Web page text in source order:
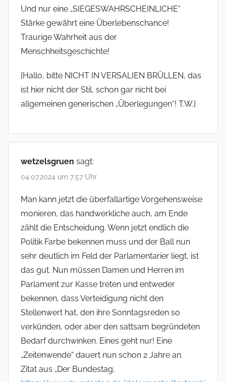
Und nur eine „SIEGESWAHRSCHEINLICHE“
Stärke gewährt eine Überlebenschance!
Traurige Wahrheit aus der
Menschheitsgeschichte!
[Hallo, bitte NICHT IN VERSALIEN BRÜLLEN, das
ist hier nicht der Stil, schon gar nicht bei
allgemeinen generischen „Überlegungen“! T.W.]
wetzelsgruen sagt:
04.07.2024 um 7:57 Uhr
Man kann jetzt die überfallartige Vorgehensweise
monieren, das handwerkliche auch, am Ende
zählt die Entscheidung. Wenn jetzt endlich die
Politik Farbe bekennen muss und der Ball nun
sehr deutlich im Feld der Parlamentarier liegt, ist
das gut. Nun müssen Damen und Herren im
Parlament zur Kasse treten und entweder
bekennen, dass Verteidigung nicht den
Stellenwert hat, den ihre Sonntagsreden so
verkünden, oder aber den sattsam begründeten
Bedarf durchwinken. Eines geht nur! Eine
„Zeitenwende“ dauert nun schon 2 Jahre an.
Zitat aus „Der Bundestag,